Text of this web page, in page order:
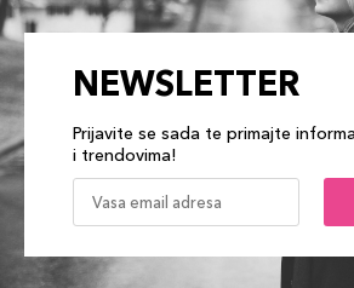
NEWSLETTER
Prijavite se sada te primajte
i trendovima!